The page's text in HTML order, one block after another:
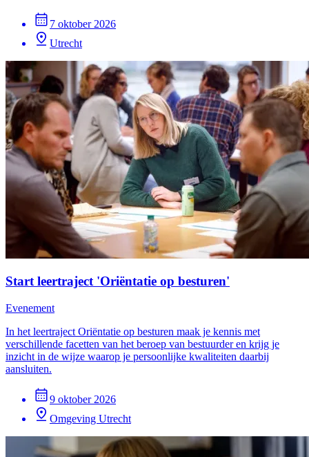
7 oktober 2026
Utrecht
Start leertraject 'Oriëntatie op besturen'
Evenement
In het leertraject Oriëntatie op besturen maak je kennis met
verschillende facetten van het beroep van bestuurder en krijg je
inzicht in de wijze waarop je persoonlijke kwaliteiten daarbij
aansluiten.
9 oktober 2026
Omgeving Utrecht